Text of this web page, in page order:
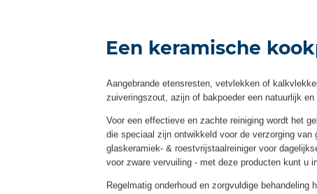
Een keramische
Aangebrande etensresten, vetvlekken of
zuiveringszout, azijn of bakpoeder een natuurlijk
Voor een effectieve en zachte reiniging wordt het
die speciaal zijn ontwikkeld voor de verzorging
glaskeramiek- & roestvrijstaalreiniger voor
voor zware vervuiling - met deze producten kunt u
Regelmatig onderhoud en zorgvuldige